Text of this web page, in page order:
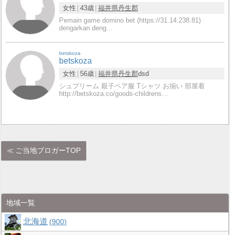
女性 43歳 福井県丹生郡
Pemain game domino bet (https://31.14.238.81)
dengarkan deng…
betskoza
betskoza
女性 56歳 福井県丹生郡dsd
シュプリーム 親子ペア服 Tシャツ お揃い 部屋着
http://betskoza.co/goods-childrens…
ご当地ブロガーTOP
地域一覧
北海道 900